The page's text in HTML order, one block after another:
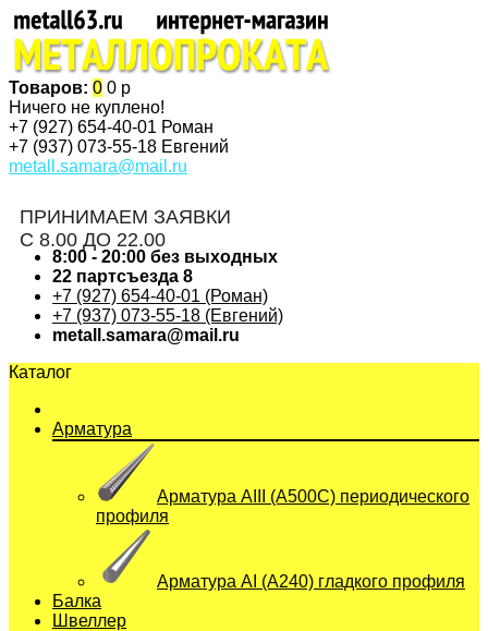
Товаров: 0 0 р
Ничего не куплено!
+7 (927) 654-40-01 Роман
+7 (937) 073-55-18 Евгений
metall.samara@mail.ru
ПРИНИМАЕМ ЗАЯВКИ
С 8.00 ДО 22.00
8:00 - 20:00 без выходных
22 партсъезда 8
+7 (927) 654-40-01 (Роман)
+7 (937) 073-55-18 (Евгений)
metall.samara@mail.ru
Каталог
Арматура
Арматура АIII (А500С) периодического
профиля
Арматура АI (A240) гладкого профиля
Балка
Швеллер